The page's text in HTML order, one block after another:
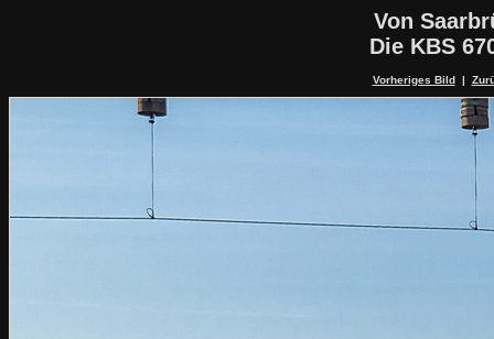
Von
Die KBS
Vorheriges Bild